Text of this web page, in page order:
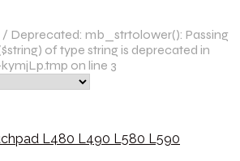
/ Deprecated: mb_strtolower(): Passing
of type string is deprecated in
on line 3